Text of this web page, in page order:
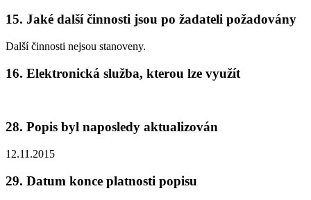
15. Jaké další činnosti jsou po žadateli požadovány
Další činnosti nejsou stanoveny.
16. Elektronická služba, kterou lze využít
28. Popis byl naposledy aktualizován
12.11.2015
29. Datum konce platnosti popisu